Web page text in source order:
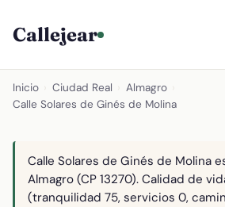
Callejear
Inicio Ciudad Real Almagro
Calle Solares de Ginés de Molina
Calle Solares de Ginés de Molina
Almagro (CP 13270). Calidad de
(tranquilidad 75, servicios 0,